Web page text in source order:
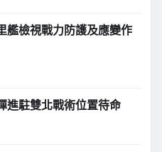
艦檢視戰力防護及應變作
進駐雙北戰術位置待命